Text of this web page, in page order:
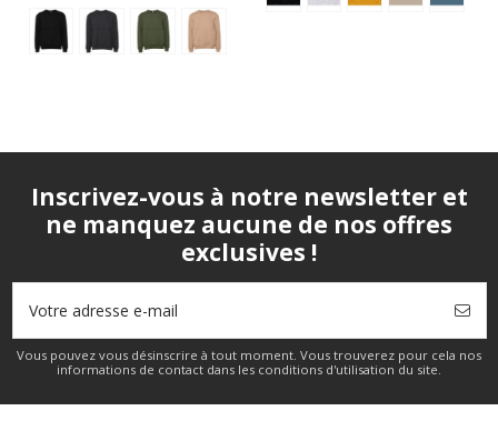
Inscrivez-vous à notre newsletter et
ne manquez aucune de nos offres
exclusives !
Vous pouvez vous désinscrire à tout moment. Vous trouverez pour cela nos
informations de contact dans les conditions d'utilisation du site.